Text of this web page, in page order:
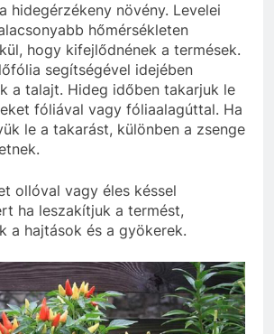
hidegérzékeny növény. Levelei
hőmérsékleten
hogy kifejlődnének a termések.
segítségével idejében
a talajt. Hideg időben takarjuk le
fóliával vagy fóliaalagúttal. Ha
le a takarást, különben a zsenge
ollóval vagy éles késsel
ha leszakítjuk a termést,
a hajtások és a gyökerek.